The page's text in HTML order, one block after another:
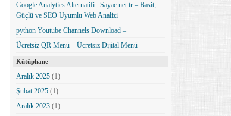
Google Analytics Alternatifi : Sayac.net.tr – Basit,
Güçlü ve SEO Uyumlu Web Analizi
python Youtube Channels Download –
Ücretsiz QR Menü – Ücretsiz Dijital Menü
Kütüphane
Aralık 2025(1)
Şubat 2025(1)
Aralık 2023(1)